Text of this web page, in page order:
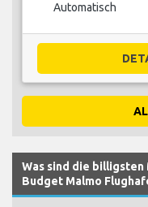
Automatisch
Was sind die
Budget Malmo